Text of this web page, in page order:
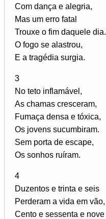
Com dança e alegria,
Mas um erro fatal
Trouxe o fim daquele dia.
O fogo se alastrou,
E a tragédia surgia.
3
No teto inflamável,
As chamas cresceram,
Fumaça densa e tóxica,
Os jovens sucumbiram.
Sem porta de escape,
Os sonhos ruíram.
4
Duzentos e trinta e seis
Perderam a vida em vão,
Cento e sessenta e nove